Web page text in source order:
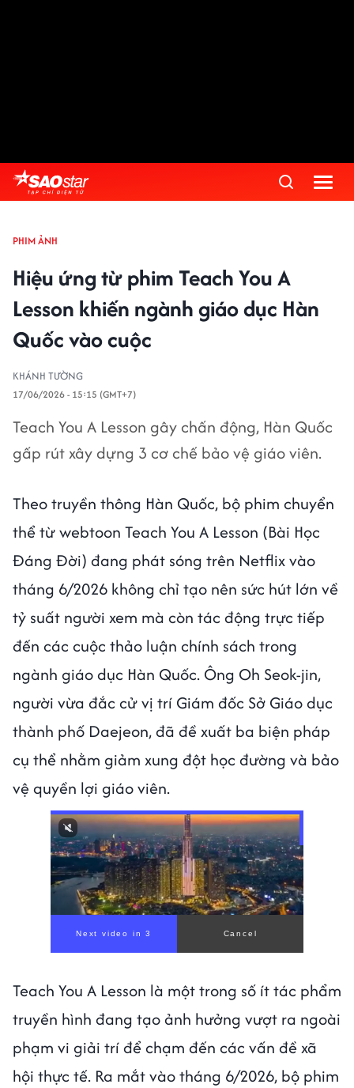
PHIM ẢNH
Hiệu ứng từ phim Teach You A
Lesson khiến ngành giáo dục Hàn
Quốc vào cuộc
KHÁNH TƯỜNG
17/06/2026 - 15:15 (GMT+7)
Teach You A Lesson gây chấn động, Hàn Quốc
gấp rút xây dựng 3 cơ chế bảo vệ giáo viên.
Theo truyền thông Hàn Quốc, bộ phim chuyển
thể từ webtoon Teach You A Lesson (Bài Học
Đáng Đời) đang phát sóng trên Netflix vào
tháng 6/2026 không chỉ tạo nên sức hút lớn về
tỷ suất người xem mà còn tác động trực tiếp
đến các cuộc thảo luận chính sách trong
ngành giáo dục Hàn Quốc. Ông Oh Seok-jin,
người vừa đắc cử vị trí Giám đốc Sở Giáo dục
thành phố Daejeon, đã đề xuất ba biện pháp
cụ thể nhằm giảm xung đột học đường và bảo
vệ quyền lợi giáo viên.
Next video in 1 Cancel
Teach You A Lesson là một trong số ít tác phẩm
truyền hình đang tạo ảnh hưởng vượt ra ngoài
phạm vi giải trí để chạm đến các vấn đề xã
hội thực tế. Ra mắt vào tháng 6/2026, bộ phim